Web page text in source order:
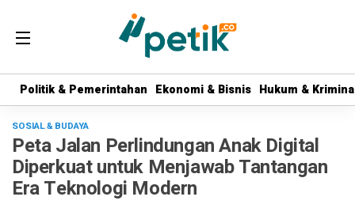
Politik & Pemerintahan Ekonomi & Bisnis Hukum &
Politik & Pemerintahan Ekonomi & Bisnis Hukum &
SOSIAL & BUDAYA
Peta Jalan Perlindungan Anak Digital
Diperkuat untuk Menjawab Tantangan
Era Teknologi Modern